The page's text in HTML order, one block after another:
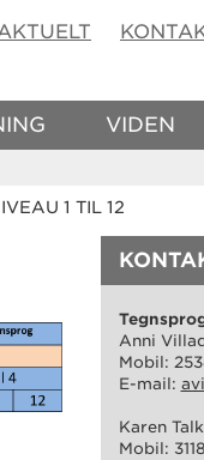
VIDEN
1 TIL 12
Anni
Mobil:
E-mail:
Karen
Mobil: